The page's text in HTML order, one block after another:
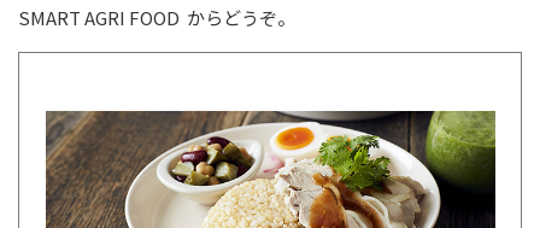
SMART AGRI FOOD からどうぞ。